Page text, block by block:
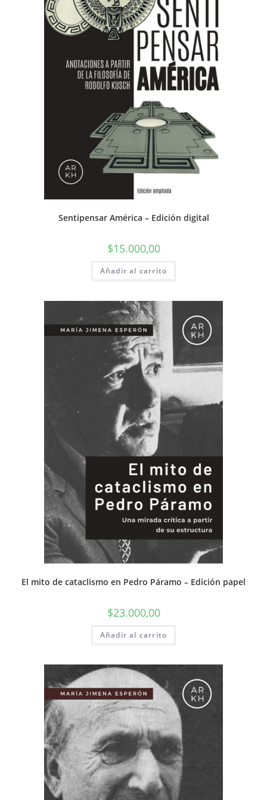
Sentipensar América – Edición digital
$15.000,00
Añadir al carrito
El mito de cataclismo en Pedro Páramo – Edición papel
$23.000,00
Añadir al carrito